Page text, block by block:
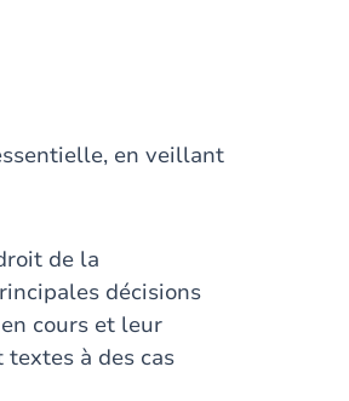
en veillant
de la
décisions
cours et leur
à des cas